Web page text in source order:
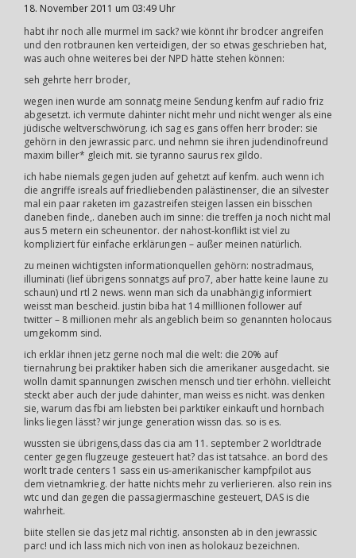
18. November 2011 um 03:49 Uhr
habt ihr noch alle murmel im sack? wie könnt ihr brodcer angreifen
und den rotbraunen ken verteidigen, der so etwas geschrieben hat,
was auch ohne weiteres bei der NPD hätte stehen können:
seh gehrte herr broder,
wegen inen wurde am sonnatg meine Sendung kenfm auf radio friz
abgesetzt. ich vermute dahinter nicht mehr und nicht wenger als eine
jüdische weltverschwörung. ich sag es gans offen herr broder: sie
gehörn in den jewrassic parc. und nehmn sie ihren judendinofreund
maxim biller* gleich mit. sie tyranno saurus rex gildo.
ich habe niemals gegen juden auf gehetzt auf kenfm. auch wenn ich
die angriffe isreals auf friedliebenden palästinenser, die an silvester
mal ein paar raketen im gazastreifen steigen lassen ein bisschen
daneben finde,. daneben auch im sinne: die treffen ja noch nicht mal
aus 5 metern ein scheunentor. der nahost-konflikt ist viel zu
kompliziert für einfache erklärungen – außer meinen natürlich.
zu meinen wichtigsten informationquellen gehörn: nostradmaus,
illuminati (lief übrigens sonnatgs auf pro7, aber hatte keine laune zu
schaun) und rtl 2 news. wenn man sich da unabhängig informiert
weisst man bescheid. justin biba hat 14 milllionen follower auf
twitter – 8 millionen mehr als angeblich beim so genannten holocaus
umgekomm sind.
ich erklär ihnen jetz gerne noch mal die welt: die 20% auf
tiernahrung bei praktiker haben sich die amerikaner ausgedacht. sie
wolln damit spannungen zwischen mensch und tier erhöhn. vielleicht
steckt aber auch der jude dahinter, man weiss es nicht. was denken
sie, warum das fbi am liebsten bei parktiker einkauft und hornbach
links liegen lässt? wir junge generation wissn das. so is es.
wussten sie übrigens,dass das cia am 11. september 2 worldtrade
center gegen flugzeuge gesteuert hat? das ist tatsahce. an bord des
worlt trade centers 1 sass ein us-amerikanischer kampfpilot aus
dem vietnamkrieg. der hatte nichts mehr zu verlierieren. also rein ins
wtc und dan gegen die passagiermaschine gesteuert, DAS is die
wahrheit.
biite stellen sie das jetz mal richtig. ansonsten ab in den jewrassic
parc! und ich lass mich nich von inen as holokauz bezeichnen.